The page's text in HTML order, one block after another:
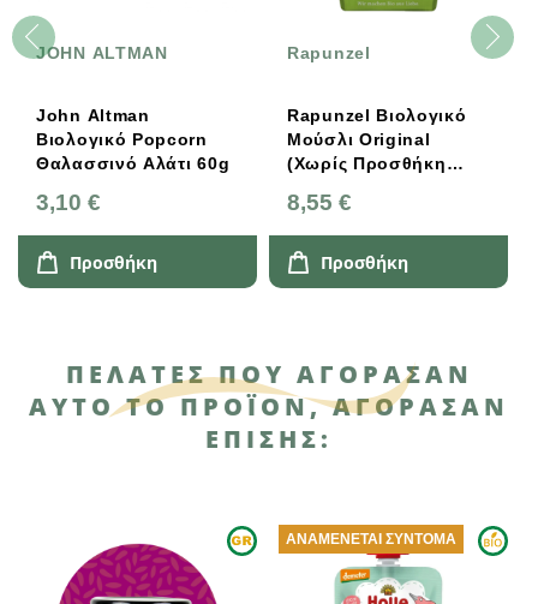
JOHN ALTMAN
John Altman
Βιολογικό Popcorn
Θαλασσινό Αλάτι 60g
3,10 €
Προσθήκη
Rapunzel
Rapunzel Βιολογικό
Μούσλι Original
(χωρίς Προσθήκη
8,55 €
Προσθήκη
ΠΕΛΆΤΕΣ ΠΟΥ ΑΓΌΡΑΣΑΝ
ΑΥΤΌ ΤΟ ΠΡΟΪΌΝ, ΑΓΌΡΑΣΑΝ
ΕΠΊΣΗΣ:
ΑΝΑΜΈΝΕΤΑΙ ΣΎΝΤΟΜΑ